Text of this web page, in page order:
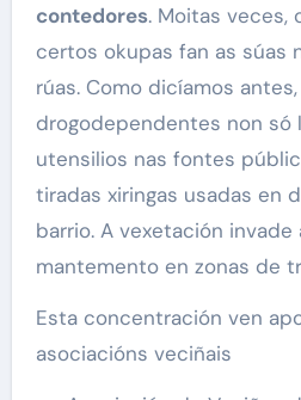
contedores. Moitas veces,
certos okupas fan as súas
rúas. Como dicíamos
drogodependentes non só
utensilios nas fontes
tiradas xiringas usadas en
barrio. A vexetación
mantemento en zonas de
Esta concentración ven
asociacións veciñais